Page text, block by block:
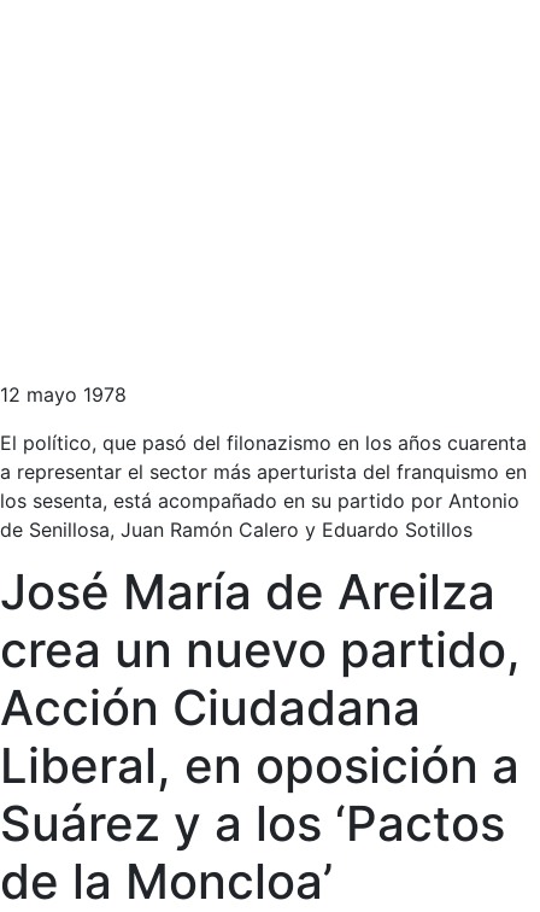
12 mayo 1978
El político, que pasó del filonazismo en los años cuarenta
a representar el sector más aperturista del franquismo en
los sesenta, está acompañado en su partido por Antonio
de Senillosa, Juan Ramón Calero y Eduardo Sotillos
José María de Areilza
crea un nuevo partido,
Acción Ciudadana
Liberal, en oposición a
Suárez y a los ‘Pactos
de la Moncloa’